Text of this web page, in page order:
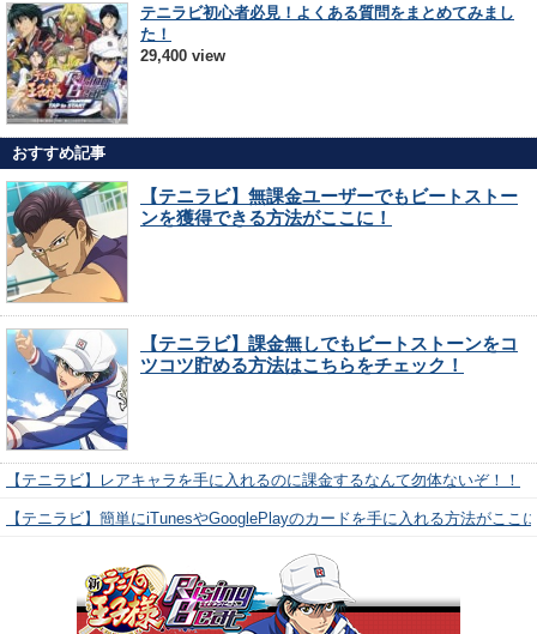
テニラビ初心者必見！よくある質問をまとめてみまし
た！
29,400 view
おすすめ記事
【テニラビ】無課金ユーザーでもビートストー
ンを獲得できる方法がここに！
【テニラビ】課金無しでもビートストーンをコ
ツコツ貯める方法はこちらをチェック！
【テニラビ】レアキャラを手に入れるのに課金するなんて勿体ないぞ！！
【テニラビ】簡単にiTunesやGooglePlayのカードを手に入れる方法がここ